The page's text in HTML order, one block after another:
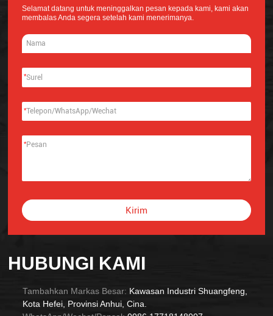
HUBUNGI KAMI
Tambahkan Markas Besar: Kawasan Industri Shuangfeng,
Kota Hefei, Provinsi Anhui, Cina.
Selamat datang untuk meninggalkan pesan kepada kami, kami akan
membalas Anda segera setelah kami menerimanya.
*
*
*
Kirim